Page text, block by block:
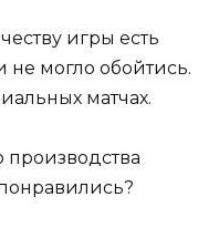
игры есть
не могло обойтись.
матчах.